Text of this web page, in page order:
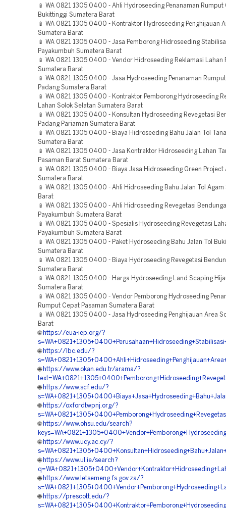
📱 WA 0821 1305 0400 - Ahli Hydroseeding Penanaman Rumput
Bukittinggi Sumatera Barat
📱 WA 0821 1305 0400 - Kontraktor Hydroseeding Penghijauan
Sumatera Barat
📱 WA 0821 1305 0400 - Jasa Pemborong Hidroseeding
Payakumbuh Sumatera Barat
📱 WA 0821 1305 0400 - Vendor Hidroseeding Reklamasi Lahan
Sumatera Barat
📱 WA 0821 1305 0400 - Jasa Hydroseeding Penanaman
Padang Sumatera Barat
📱 WA 0821 1305 0400 - Kontraktor Pemborong Hydroseeding
Lahan Solok Selatan Sumatera Barat
📱 WA 0821 1305 0400 - Konsultan Hydroseeding Revegetasi
Padang Pariaman Sumatera Barat
📱 WA 0821 1305 0400 - Biaya Hidroseeding Bahu Jalan Tol
Sumatera Barat
📱 WA 0821 1305 0400 - Jasa Kontraktor Hidroseeding Lahan
Pasaman Barat Sumatera Barat
📱 WA 0821 1305 0400 - Biaya Jasa Hidroseeding Green Project
Sumatera Barat
📱 WA 0821 1305 0400 - Ahli Hidroseeding Bahu Jalan Tol Agam
Barat
📱 WA 0821 1305 0400 - Ahli Hidroseeding Revegetasi
Payakumbuh Sumatera Barat
📱 WA 0821 1305 0400 - Spesialis Hydroseeding Revegetasi
Payakumbuh Sumatera Barat
📱 WA 0821 1305 0400 - Paket Hydroseeding Bahu Jalan Tol
Sumatera Barat
📱 WA 0821 1305 0400 - Biaya Hydroseeding Revegetasi
Sumatera Barat
📱 WA 0821 1305 0400 - Harga Hydroseeding Land Scaping
Sumatera Barat
📱 WA 0821 1305 0400 - Vendor Pemborong Hydroseeding
Rumput Cepat Pasaman Sumatera Barat
📱 WA 0821 1305 0400 - Jasa Hydroseeding Penghijauan Area
Barat
🌐 https://eua-iep.org/?
🌐 https://lbc.edu/?
🌐 https://www.okan.edu.tr/arama/?
🌐 https://www.scf.edu/?
🌐 https://oxfordtwpnj.org/?
🌐 https://www.ohsu.edu/search?
🌐 https://www.ucy.ac.cy/?
🌐 https://www.ul.ie/search?
🌐 https://www.letsemeng.fs.gov.za/?
🌐 https://prescott.edu/?